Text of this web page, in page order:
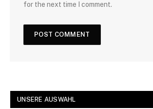
for the next time I comment.
UNSERE AUSWAHL